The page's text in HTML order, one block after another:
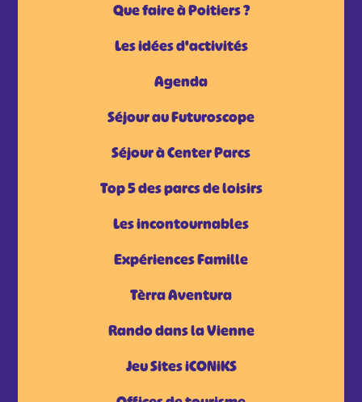
Que faire à Poitiers ?
Les idées d'activités
Agenda
Séjour au Futuroscope
Séjour à Center Parcs
Top 5 des parcs de loisirs
Les incontournables
Expériences Famille
Tèrra Aventura
Rando dans la Vienne
Jeu Sites iCONiKS